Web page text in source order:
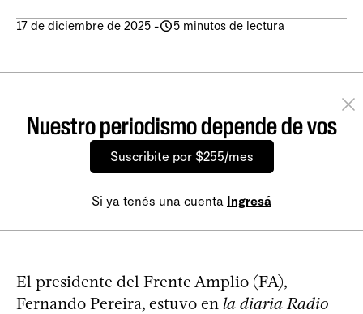
17 de diciembre de 2025 - 5 minutos de lectura
Nuestro periodismo depende de vos
Suscribite por $255/mes
Si ya tenés una cuenta Ingresá
El presidente del Frente Amplio (FA),
Fernando Pereira, estuvo en la diaria Radio